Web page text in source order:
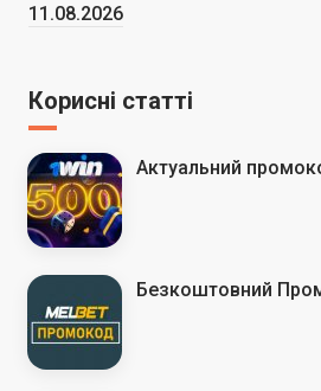
11.08.2026
Корисні статті
Актуальний
Безкоштовний